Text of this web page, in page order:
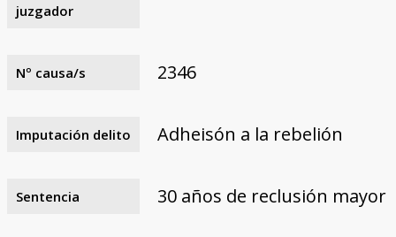
juzgador
Nº causa/s 2346
Imputación delito Adheisón a la rebelión
Sentencia 30 años de reclusión mayor